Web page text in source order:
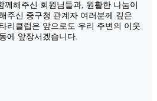
해주신 회원님들과, 원활한 나눔이
주신 중구청 관계자 여러분께 깊은
리클럽은 앞으로도 우리 주변의 이웃
에 앞장서겠습니다.